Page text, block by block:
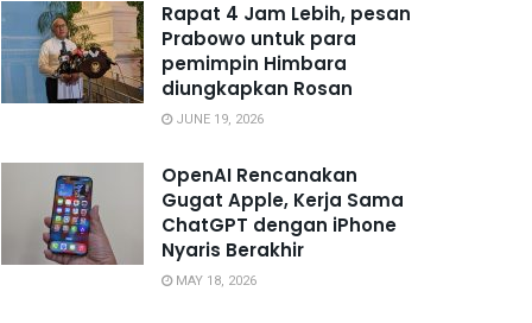
Rapat 4 Jam Lebih, pesan
Prabowo untuk para
pemimpin Himbara
diungkapkan Rosan
JUNE 19, 2026
OpenAI Rencanakan
Gugat Apple, Kerja Sama
ChatGPT dengan iPhone
Nyaris Berakhir
MAY 18, 2026